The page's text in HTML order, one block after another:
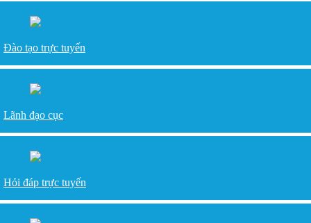
Đào tạo trực tuyến
Lãnh đạo cục
Hỏi đáp trực tuyến